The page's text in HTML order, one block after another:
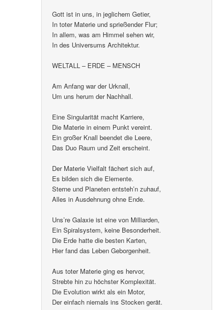
Gott ist in uns, in jeglichem Getier,
In toter Materie und sprießender Flur;
In allem, was am Himmel sehen wir,
In des Universums Architektur.
WELTALL – ERDE – MENSCH
Am Anfang war der Urknall,
Um uns herum der Nachhall.
Eine Singularität macht Karriere,
Die Materie in einem Punkt vereint.
Ein großer Knall beendet die Leere,
Das Duo Raum und Zeit erscheint.
Der Materie Vielfalt fächert sich auf,
Es bilden sich die Elemente.
Sterne und Planeten entsteh’n zuhauf,
Alles in Ausdehnung ohne Ende.
Uns’re Galaxie ist eine von Milliarden,
Ein Spiralsystem, keine Besonderheit.
Die Erde hatte die besten Karten,
Hier fand das Leben Geborgenheit.
Aus toter Materie ging es hervor,
Strebte hin zu höchster Komplexität.
Die Evolution wirkt als ein Motor,
Der einfach niemals ins Stocken gerät.